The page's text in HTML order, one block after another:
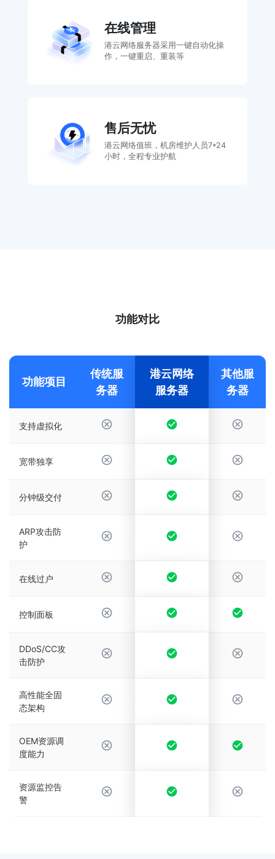
在线管理
港云网络服务器采用一键自动化操
作，一键重启、重装等
售后无忧
港云网络值班，机房维护人员7*24
小时，全程专业护航
功能对比
功能项目
传统服
务器
港云网络
服务器
其他服
务器
支持虚拟化
宽带独享
分钟级交付
ARP攻击防
护
在线过户
控制面板
DDoS/CC攻
击防护
高性能全固
态架构
OEM资源调
度能力
资源监控告
警